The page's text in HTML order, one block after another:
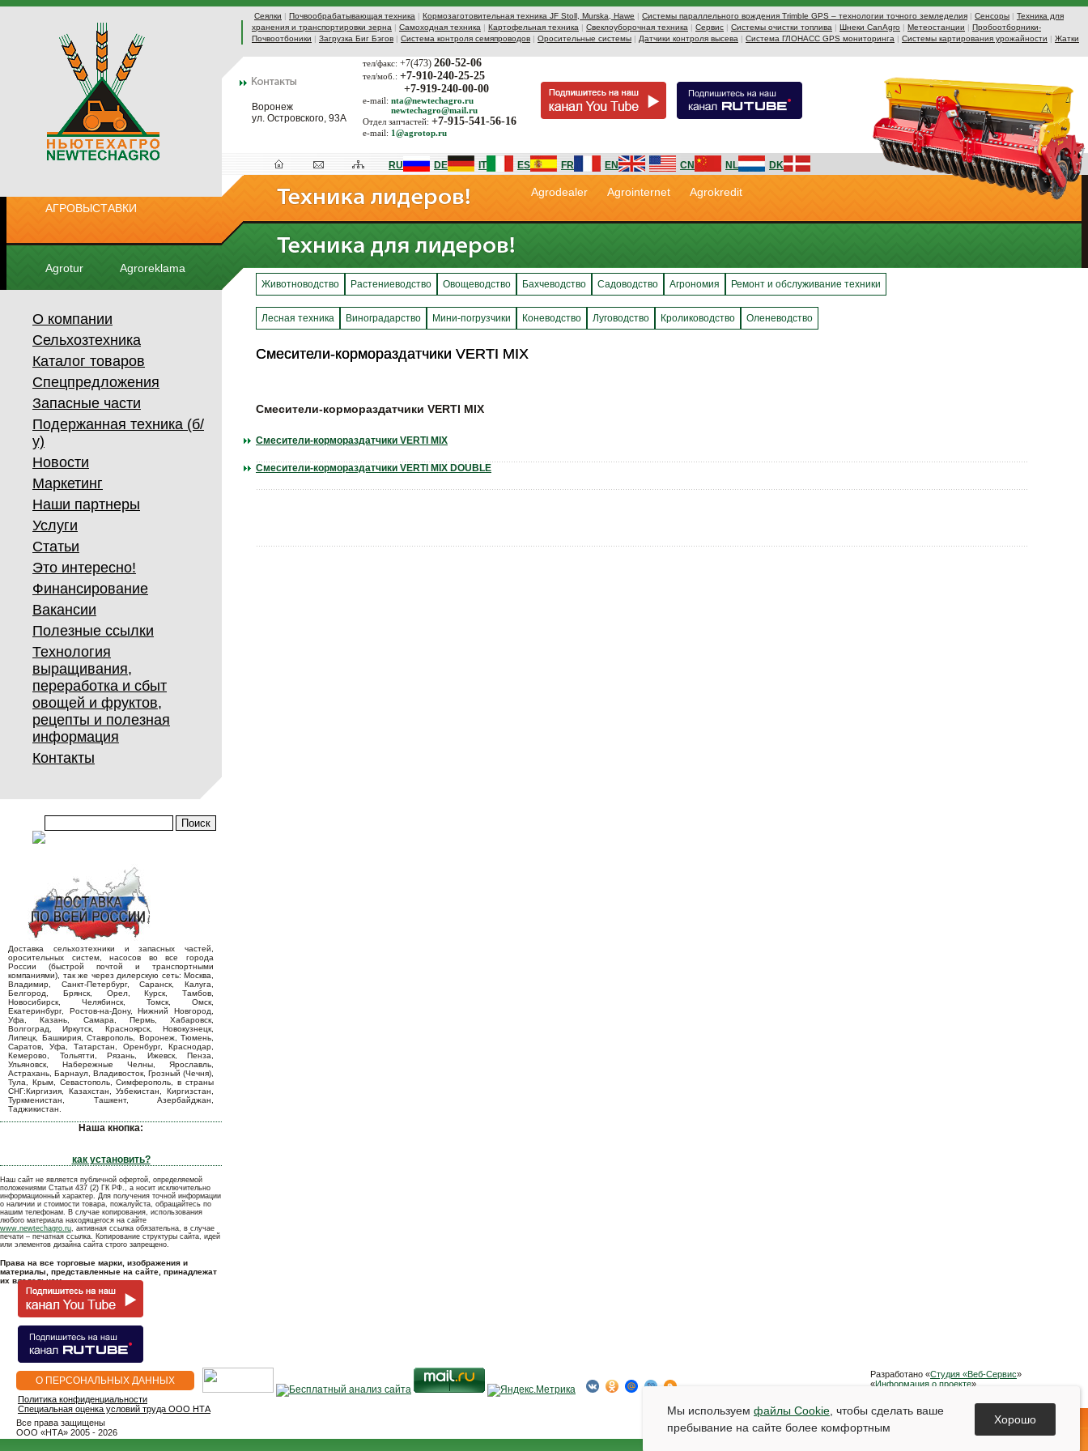
Сеялки | Почвообрабатывающая техника | Кормозаготовительная техника JF Stoll, Murska, Hawe | Системы параллельного вождения Trimble GPS – технологии точного земледелия | Сенсоры | Техника для
хранения и транспортировки зерна | Самоходная техника | Картофельная техника | Свеклоуборочная техника | Сервис | Системы очистки топлива | Шнеки CanAgro | Метеостанции | Пробоотборники-
Почвоотбоники | Загрузка Биг Бэгов | Система контроля семяпроводов | Оросительные системы | Датчики контроля высева | Система ГЛОНАСС GPS мониторинга | Системы картирования урожайности | Жатки
Воронеж
ул. Островского, 93А
тел/факс: +7(473) 260-52-06
тел/моб.: +7-910-240-25-25
+7-919-240-00-00
e-mail: nta@newtechagro.ru
newtechagro@mail.ru
Отдел запчастей: +7-915-541-56-16
e-mail: 1@agrotop.ru
АГРОВЫСТАВКИ
Agrotur Agroreklama
RU DE IT ES FR EN CN NL DK
Agrodealer Agrointernet Agrokredit
О компании
Сельхозтехника
Каталог товаров
Спецпредложения
Запасные части
Подержанная техника (б/
у)
Новости
Маркетинг
Наши партнеры
Услуги
Статьи
Это интересно!
Финансирование
Вакансии
Полезные ссылки
Технология
выращивания,
переработка и сбыт
овощей и фруктов,
рецепты и полезная
информация
Контакты
Доставка сельхозтехники и запасных частей,
оросительных систем, насосов во все города
России (быстрой почтой и транспортными
компаниями), так же через дилерскую сеть: Москва,
Владимир, Санкт-Петербург, Саранск, Калуга,
Белгород, Брянск, Орел, Курск, Тамбов,
Новосибирск, Челябинск, Томск, Омск,
Екатеринбург, Ростов-на-Дону, Нижний Новгород,
Уфа, Казань, Самара, Пермь, Хабаровск,
Волгоград, Иркутск, Красноярск, Новокузнецк,
Липецк, Башкирия, Ставрополь, Воронеж, Тюмень,
Саратов, Уфа, Татарстан, Оренбург, Краснодар,
Кемерово, Тольятти, Рязань, Ижевск, Пенза,
Ульяновск, Набережные Челны, Ярославль,
Астрахань, Барнаул, Владивосток, Грозный (Чечня),
Тула, Крым, Севастополь, Симферополь, в страны
СНГ:Киргизия, Казахстан, Узбекистан, Киргизстан,
Туркменистан, Ташкент, Азербайджан,
Таджикистан.
Наша кнопка:
как установить?
Наш сайт не является публичной офертой, определяемой
положениями Статьи 437 (2) ГК РФ., а носит исключительно
информационный характер. Для получения точной информации
о наличии и стоимости товара, пожалуйста, обращайтесь по
нашим телефонам. В случае копирования, использования
любого материала находящегося на сайте
www.newtechagro.ru, активная ссылка обязательна, в случае
печати – печатная ссылка. Копирование структуры сайта, идей
или элементов дизайна сайта строго запрещено.
Права на все торговые марки, изображения и
материалы, представленные на сайте, принадлежат
их владельцам.
Животноводство Растениеводство Овощеводство Бахчеводство Садоводство Агрономия Ремонт и обслуживание техники
Лесная техника Виноградарство Мини-погрузчики Коневодство Луговодство Кролиководство Оленеводство
Смесители-кормораздатчики VERTI MIX
Смесители-кормораздатчики VERTI MIX
Смесители-кормораздатчики VERTI MIX
Смесители-кормораздатчики VERTI MIX
Смесители-кормораздатчики VERTI MIX DOUBLE
О ПЕРСОНАЛЬНЫХ ДАННЫХ
Все права защищены
OOO «НТА» 2005 - 2026
Политика конфиденциальности
Специальная оценка условий труда ООО НТА
Разработано «Студия «Веб-Сервис»
«Информация о проекте»
Мы используем файлы Cookie , чтобы сделать ваше
пребывание на сайте более комфортным
Хорошо